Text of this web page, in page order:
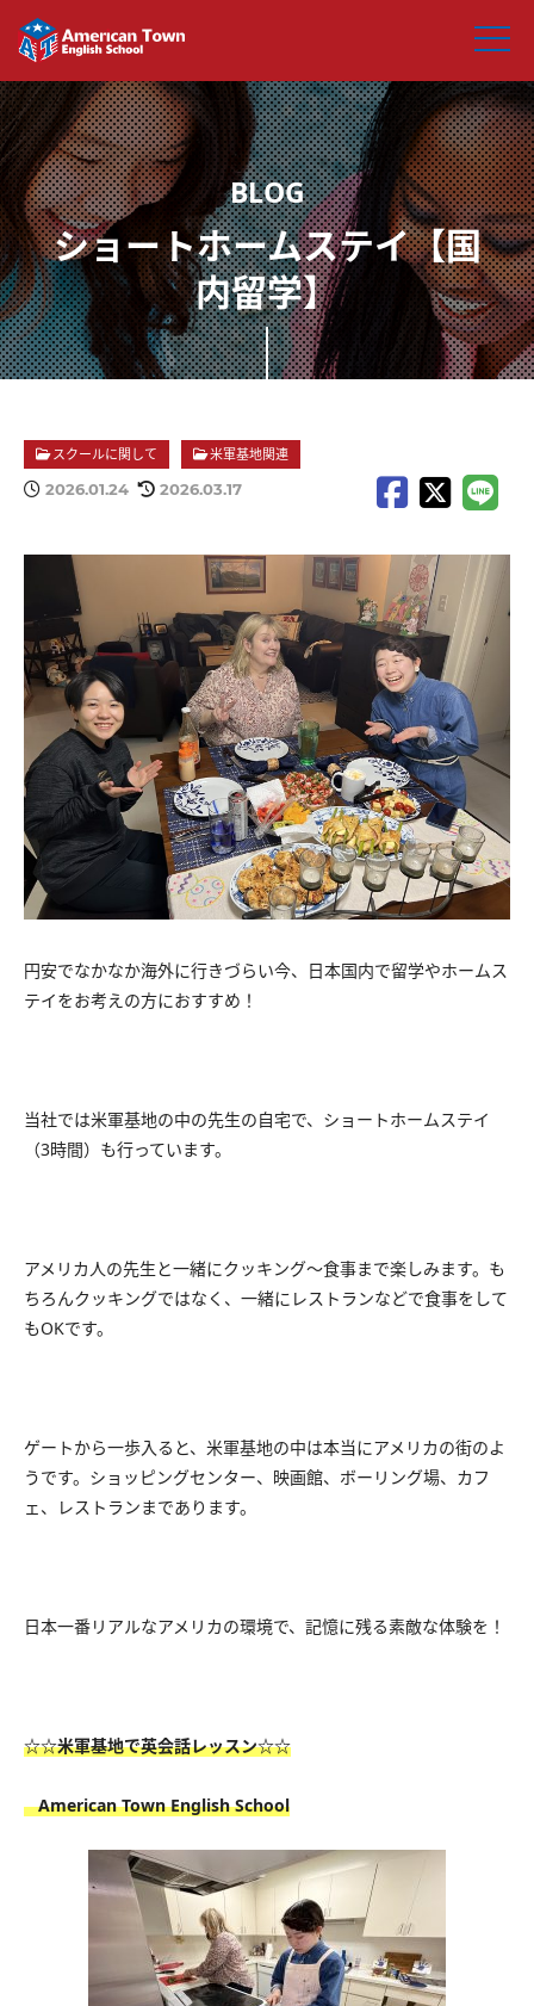
ショートホームステイ【国
内留学】
スクールに関して 米軍基地関連
2026.01.24 2026.03.17
円安でなかなか海外に行きづらい今、日本国内で留学やホームス
テイをお考えの方におすすめ！
当社では米軍基地の中の先生の自宅で、ショートホームステイ
（3時間）も行っています。
アメリカ人の先生と一緒にクッキング～食事まで楽しみます。も
ちろんクッキングではなく、一緒にレストランなどで食事をして
もOKです。
ゲートから一歩入ると、米軍基地の中は本当にアメリカの街のよ
うです。ショッピングセンター、映画館、ボーリング場、カフ
ェ、レストランまであります。
日本一番リアルなアメリカの環境で、記憶に残る素敵な体験を！
☆☆米軍基地で英会話レッスン☆☆
American Town English School